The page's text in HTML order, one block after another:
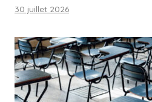
30 juillet 2026